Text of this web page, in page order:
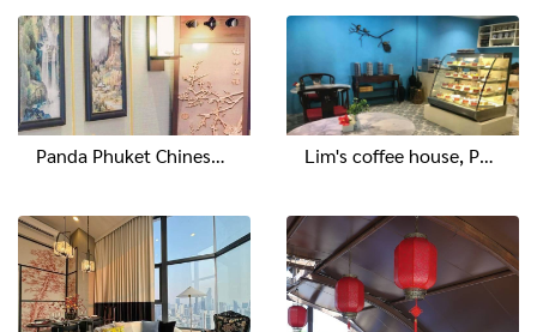
Panda Phuket Chinese Medicine Clinic Lim's coffee house, Phuket